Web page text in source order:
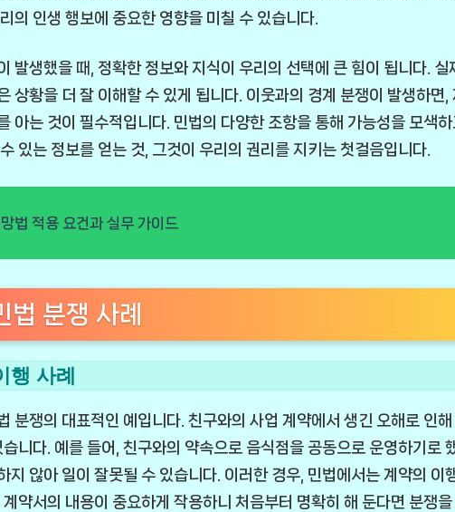
의 인생 행보에 중요한 영향을 미칠 수 있습니다.
발생했을 때, 정확한 정보와 지식이 우리의 선택에 큰 힘이 됩니다. 실
상황을 더 잘 이해할 수 있게 됩니다. 이웃과의 경계 분쟁이 발생하면,
아는 것이 필수적입니다. 민법의 다양한 조항을 통해 가능성을 모색
있는 정보를 얻는 것, 그것이 우리의 권리를 지키는 첫걸음입니다.
법 적용 요건과 실무 가이드
법 분쟁 사례
행 사례
분쟁의 대표적인 예입니다. 친구와의 사업 계약에서 생긴 오해로 인
니다. 예를 들어, 친구와의 약속으로 음식점을 공동으로 운영하기로
지 않아 일이 잘못될 수 있습니다. 이러한 경우, 민법에서는 계약의 이
약서의 내용이 중요하게 작용하니 처음부터 명확히 해 둔다면 분쟁